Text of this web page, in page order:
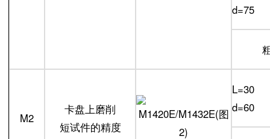
d=75
M2
卡盘上磨削
短试件的精度
L=30
d=60